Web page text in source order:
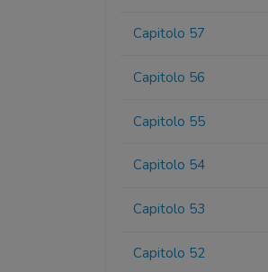
Capitolo 57
Capitolo 56
Capitolo 55
Capitolo 54
Capitolo 53
Capitolo 52